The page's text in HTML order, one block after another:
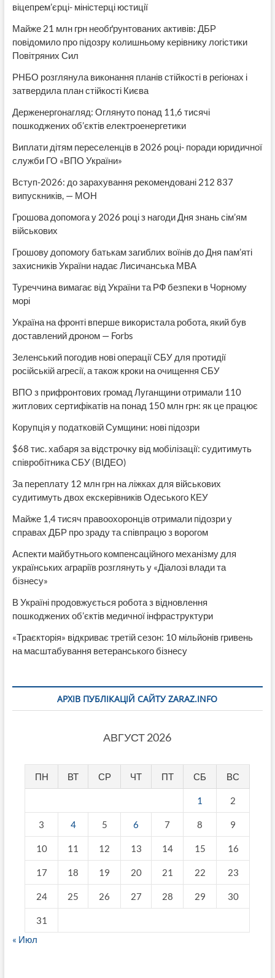
віцепрем’єрці- міністерці юстиції
Майже 21 млн грн необґрунтованих активів: ДБР
повідомило про підозру колишньому керівнику логістики
Повітряних Сил
РНБО розглянула виконання планів стійкості в регіонах і
затвердила план стійкості Києва
Держенергонагляд: Оглянуто понад 11,6 тисячі
пошкоджених об’єктів електроенергетики
Виплати дітям переселенців в 2026 році- поради юридичної
служби ГО «ВПО України»
Вступ-2026: до зарахування рекомендовані 212 837
випускників, — МОН
Грошова допомога у 2026 році з нагоди Дня знань сім’ям
військових
Грошову допомогу батькам загиблих воїнів до Дня пам’яті
захисників України надає Лисичанська МВА
Туреччина вимагає від України та РФ безпеки в Чорному
морі
Україна на фронті вперше використала робота, який був
доставлений дроном — Forbs
Зеленський погодив нові операції СБУ для протидії
російській агресії, а також кроки на очищення СБУ
ВПО з прифронтових громад Луганщини отримали 110
житлових сертифікатів на понад 150 млн грн: як це працює
Корупція у податковій Сумщини: нові підозри
$68 тис. хабаря за відстрочку від мобілізації: судитимуть
співробітника СБУ (ВІДЕО)
За переплату 12 млн грн на ліжках для військових
судитимуть двох екскерівників Одеського КЕУ
Майже 1,4 тисяч правоохоронців отримали підозри у
справах ДБР про зраду та співпрацю з ворогом
Аспекти майбутнього компенсаційного механізму для
українських аграріїв розглянуть у «Діалозі влади та
бізнесу»
В Україні продовжується робота з відновлення
пошкоджених об’єктів медичної інфраструктури
«Траєкторія» відкриває третій сезон: 10 мільйонів гривень
на масштабування ветеранського бізнесу
АРХІВ ПУБЛІКАЦІЙ САЙТУ ZARAZ.INFO
АВГУСТ 2026
ПН ВТ СР ЧТ ПТ СБ ВС
1 2
3 4 5 6 7 8 9
10 11 12 13 14 15 16
17 18 19 20 21 22 23
24 25 26 27 28 29 30
31
« Июл